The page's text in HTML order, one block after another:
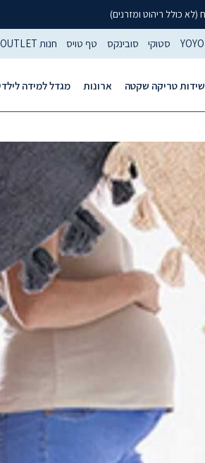
סטוקי סובינקס טף טויס חנות OUTLET
שידות טריקה שקטה ארונות מגדל למידה